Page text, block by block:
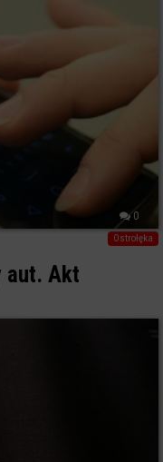
0
Ostrołęka
aut. Akt